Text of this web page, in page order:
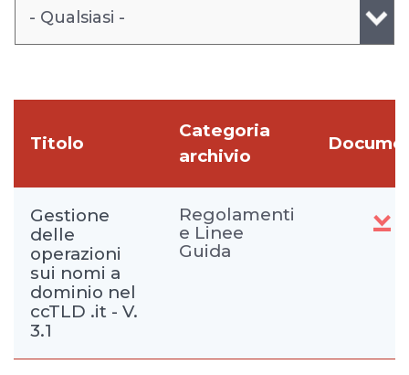
- Qualsiasi -
Titolo
Categoria
archivio
Gestione
delle
operazioni
sui nomi a
dominio nel
ccTLD .it - V.
3.1
Regolamenti
e Linee
Guida